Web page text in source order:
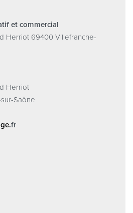
et commercial
Herriot 69400 Villefranche-
Herriot
Saône
fr